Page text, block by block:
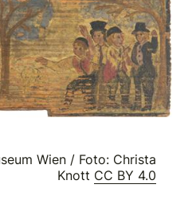
Wien / Foto: Christa
Knott CC BY 4.0